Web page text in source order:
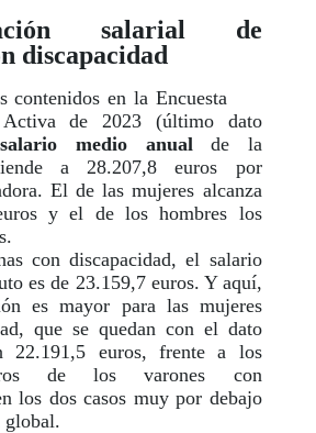
salarial de
discapacidad
contenidos en la Encuesta
de 2023 (último dato
salario medio anual de la
a 28.207,8 euros por
El de las mujeres alcanza
y el de los hombres los
con discapacidad, el salario
es de 23.159,7 euros. Y aquí,
es mayor para las mujeres
que se quedan con el dato
22.191,5 euros, frente a los
de los varones con
los dos casos muy por debajo
global.